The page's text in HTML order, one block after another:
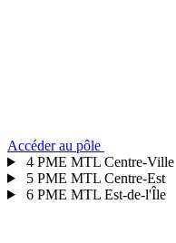
Accéder au pôle
4 PME MTL Centre-Ville
5 PME MTL Centre-Est
6 PME MTL Est-de-l'Île